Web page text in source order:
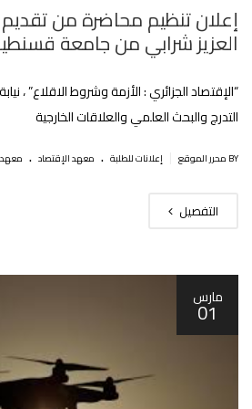
إعلان تنظيم محاضرة من تقديم
العزيز شرابي من جامعة
“الإقتصاد الجزائري : الأزمة وشروط الاقلاع” ،
التدرج والبحث العلمي والعلاقات الخارجية
BY محرر الموقع إعلانات للطلبة . معهد الإقتصاد . معهد
التفصيل
مارس
01